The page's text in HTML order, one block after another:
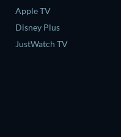
Apple TV
Disney Plus
JustWatch TV